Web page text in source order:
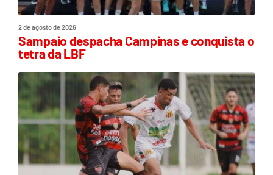
2 de agosto de 2026
Sampaio despacha Campinas e conquista o
tetra da LBF